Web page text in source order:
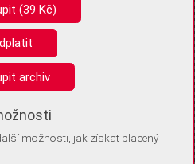
ukládat žádné informace
vás ale požádali o souhlas s
jedná o stejné zařízení, a
do vašeho zařízení, abychom se
je kdykoli později upravit ve Správě
(39 Kč)
archiv
možnosti, jak získat placený